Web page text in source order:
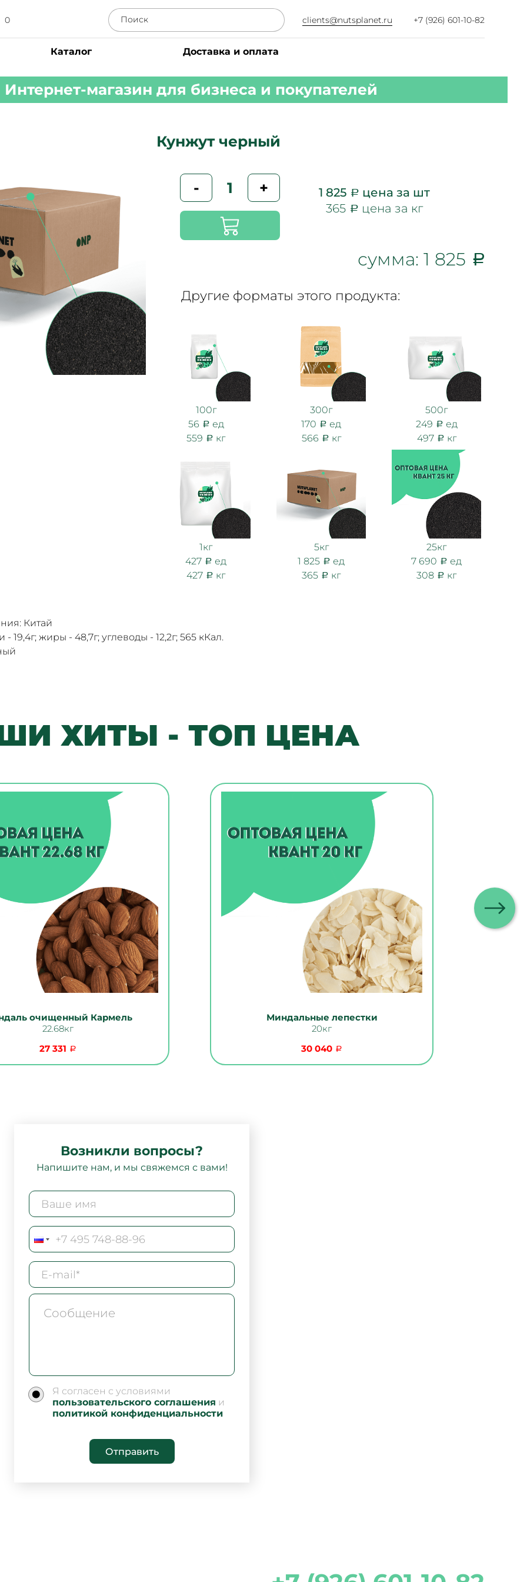
0 clients@nutsplanet.ru +7 (926) 601-10-82
Каталог Доставка и оплата
Интернет-магазин для бизнеса и покупателей
Кунжут черный
- + 1 825
цена за шт
365
цена за кг
сумма: 1 825
Другие форматы этого продукта:
100г
56
ед
559
кг
300г
170
ед
566
кг
500г
249
ед
497
кг
1кг
427
ед
427
кг
5кг
1 825
ед
365
кг
25кг
7 690
ед
308
кг
Китай
19,4г; жиры - 48,7г; углеводы - 12,2г; 565 кКал.
ХИТЫ - ТОП ЦЕНА
очищенный Кармель
22.68кг
27 331
Миндальные лепестки
20кг
30 040
Возникли вопросы?
Напишите нам, и мы свяжемся с вами!
Я согласен с условиями
пользовательского соглашения и
политикой конфиденциальности
Отправить